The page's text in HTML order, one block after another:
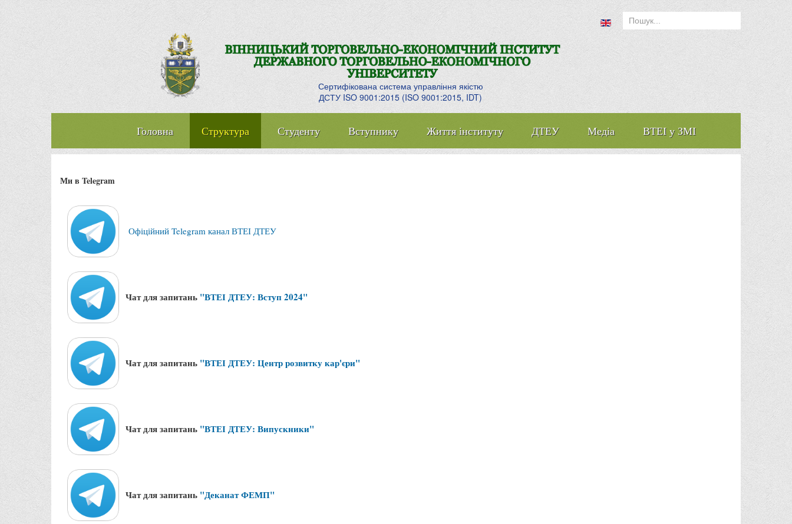
Сертифікована система управління якістю
ДСТУ ISO 9001:2015 (ISO 9001:2015, IDT)
Головна Структура Студенту Вступнику Життя інституту ДТЕУ Медіа ВТЕІ у ЗМІ
Ми в Telegram
Офіційний Telegram канал ВТЕІ ДТЕУ
Чат для запитань "ВТЕІ ДТЕУ: Вступ 2024"
Чат для запитань "ВТЕІ ДТЕУ: Центр розвитку кар'єри"
Чат для запитань "ВТЕІ ДТЕУ: Випускники"
Чат для запитань "Деканат ФЕМП"